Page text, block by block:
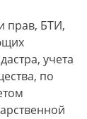
прав, БТИ,
учета
по